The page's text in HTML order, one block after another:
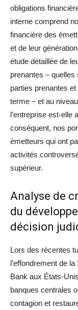
obligations
interne comprend
financière des
et de leur
étude détaillée de
prenantes – quelles
parties prenantes
terme – et au
l’entreprise est-elle
conséquent, nos
émetteurs qui ont
activités
supérieur.
Analyse de
du
décision
Lors des récentes
l’effondrement de
Bank aux États-
banques centrales
contagion et